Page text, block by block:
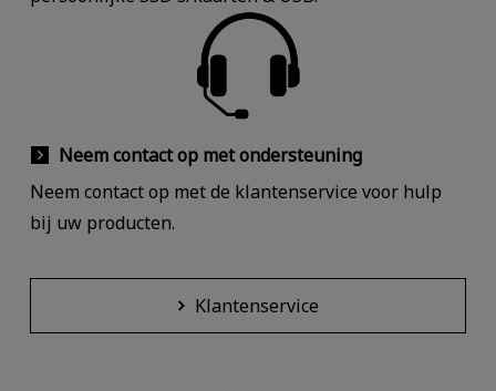
Neem contact op met ondersteuning
Neem contact op met de klantenservice voor hulp
bij uw producten.
Klantenservice